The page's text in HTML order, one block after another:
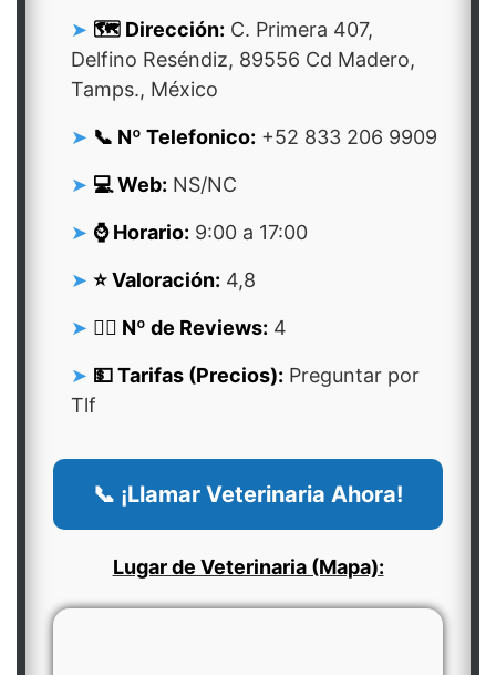
🗺️ Dirección: C. Primera 407,
Delfino Reséndiz, 89556 Cd Madero,
Tamps., México
📞 Nº Telefonico: +52 833 206 9909
💻 Web: NS/NC
⌚ Horario: 9:00 a 17:00
⭐ Valoración: 4,8
👍🏻 Nº de Reviews: 4
💵 Tarifas (Precios): Preguntar por
Tlf
📞 ¡Llamar Veterinaria Ahora!
Lugar de Veterinaria (Mapa):